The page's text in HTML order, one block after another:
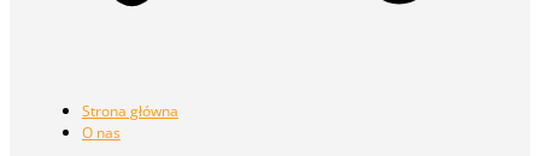
Strona główna
O nas